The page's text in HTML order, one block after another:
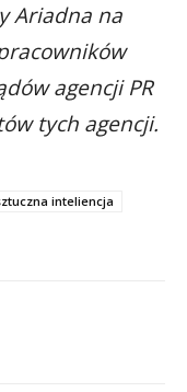
Ariadna na
agencji PR
tych agencji.
inteliencja